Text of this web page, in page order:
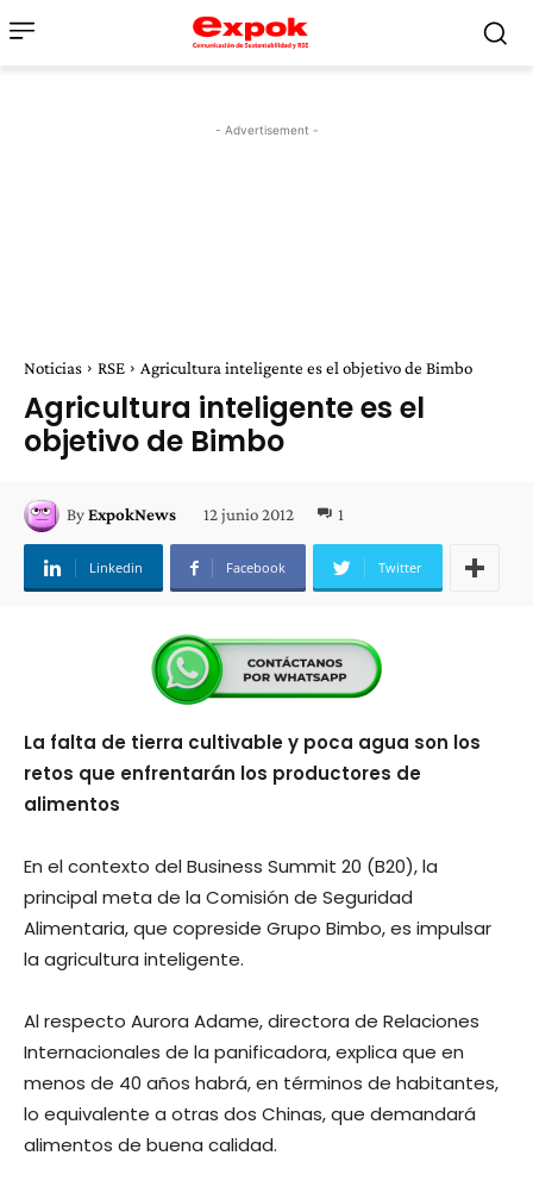
- Advertisement -
Noticias RSE Agricultura inteligente es el objetivo de Bimbo
Agricultura inteligente es el
objetivo de Bimbo
ByExpokNews 12 junio 2012 1
Linkedin Facebook Twitter
La falta de tierra cultivable y poca agua son los
retos que enfrentarán los productores de
alimentos
En el contexto del Business Summit 20 (B20), la
principal meta de la Comisión de Seguridad
Alimentaria, que copreside Grupo Bimbo, es impulsar
la agricultura inteligente.
Al respecto Aurora Adame, directora de Relaciones
Internacionales de la panificadora, explica que en
menos de 40 años habrá, en términos de habitantes,
lo equivalente a otras dos Chinas, que demandará
alimentos de buena calidad.